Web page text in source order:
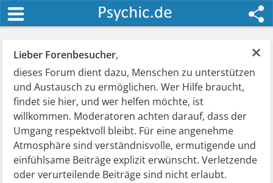
×
Lieber Forenbesucher,
dieses Forum dient dazu, Menschen zu unterstützen
und Austausch zu ermöglichen. Wer Hilfe braucht,
findet sie hier, und wer helfen möchte, ist
willkommen. Moderatoren achten darauf, dass der
Umgang respektvoll bleibt. Für eine angenehme
Atmosphäre sind verständnisvolle, ermutigende und
einfühlsame Beiträge explizit erwünscht. Verletzende
oder verurteilende Beiträge sind nicht erlaubt.